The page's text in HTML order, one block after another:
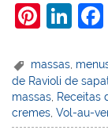
Pi
er
e
st
Li
k
e
dI
massas
de Ravioli de
massas, Receitas
cremes,Vol-au-